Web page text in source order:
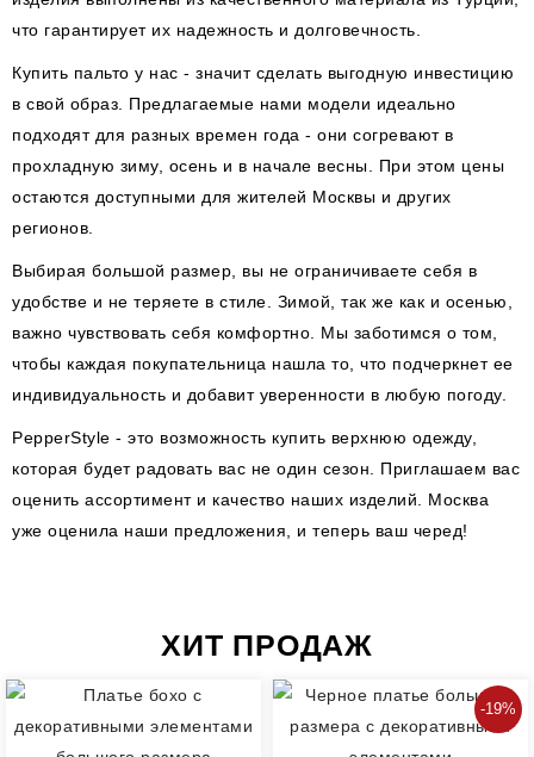
что гарантирует их надежность и долговечность.
Купить пальто у нас - значит сделать выгодную инвестицию
в свой образ. Предлагаемые нами модели идеально
подходят для разных времен года - они согревают в
прохладную зиму, осень и в начале весны. При этом цены
остаются доступными для жителей Москвы и других
регионов.
Выбирая большой размер, вы не ограничиваете себя в
удобстве и не теряете в стиле. Зимой, так же как и осенью,
важно чувствовать себя комфортно. Мы заботимся о том,
чтобы каждая покупательница нашла то, что подчеркнет ее
индивидуальность и добавит уверенности в любую погоду.
PepperStyle - это возможность купить верхнюю одежду,
которая будет радовать вас не один сезон. Приглашаем вас
оценить ассортимент и качество наших изделий. Москва
уже оценила наши предложения, и теперь ваш черед!
ХИТ ПРОДАЖ
-19%